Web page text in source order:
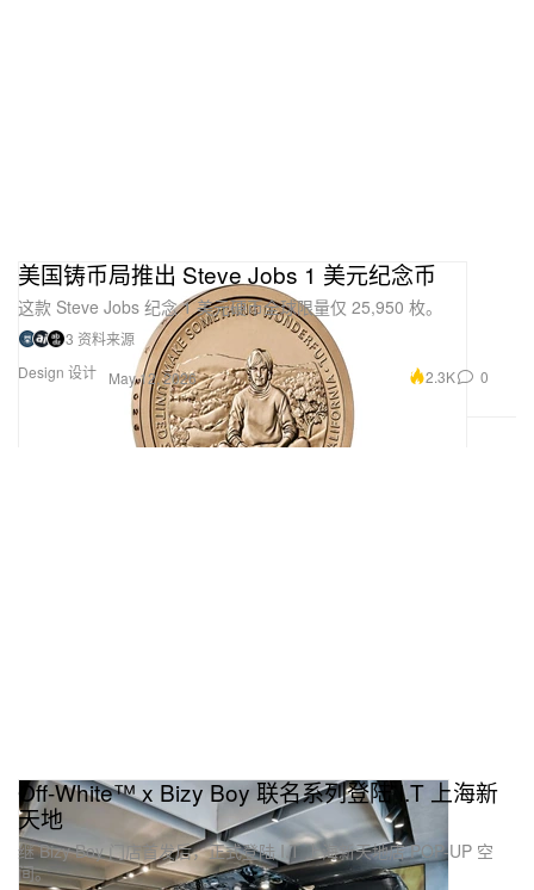
Design 设计
美国铸币局推出 Steve Jobs 1 美元纪念币
这款 Steve Jobs 纪念 1 美元硬币全球限量仅 25,950 枚。
3 资料来源
May 12, 2026
2.3K 0
Off-White™ x Bizy Boy 联名系列登陆 I.T 上海新
天地
继 Bizy Boy 门店首发后，正式登陆 I.T 上海新天地店 POP-UP 空
间。